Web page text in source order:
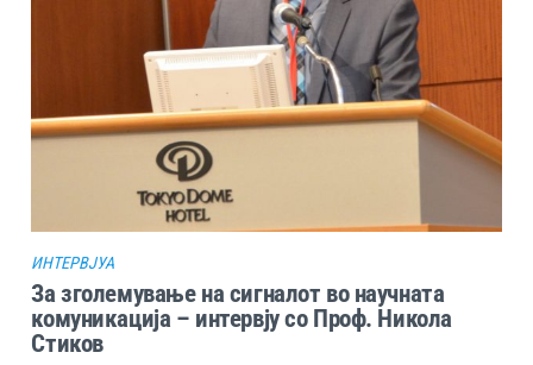
ИНТЕРВЈУА
За зголемување на сигналот во научната
комуникација – интервју со Проф. Никола
Стиков